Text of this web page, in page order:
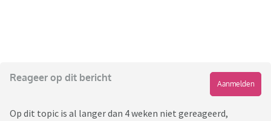
Reageer op dit bericht
Aanmelden
Op dit topic is al langer dan 4 weken niet gereageerd,